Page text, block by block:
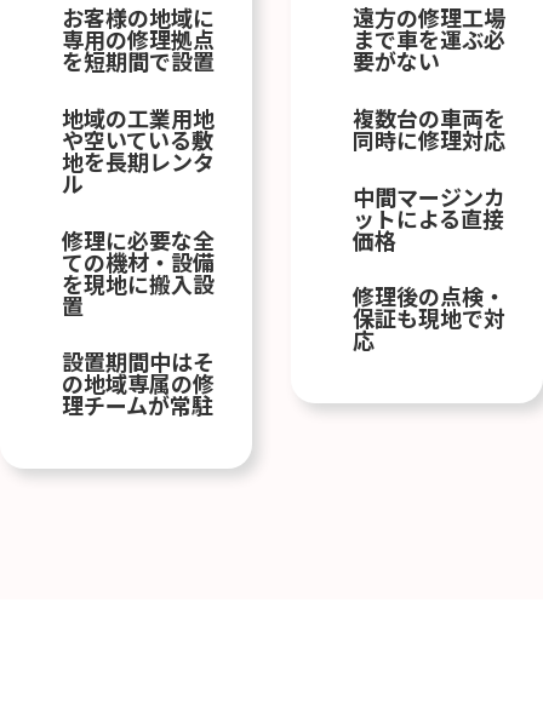
お客様の地域に
専用の修理拠点
を短期間で設置
地域の工業用地
や空いている敷
地を長期レンタ
ル
修理に必要な全
ての機材・設備
を現地に搬入設
置
設置期間中はそ
の地域専属の修
理チームが常駐
遠方の修理工場
まで車を運ぶ必
要がない
複数台の車両を
同時に修理対応
中間マージンカ
ットによる直接
価格
修理後の点検・
保証も現地で対
応